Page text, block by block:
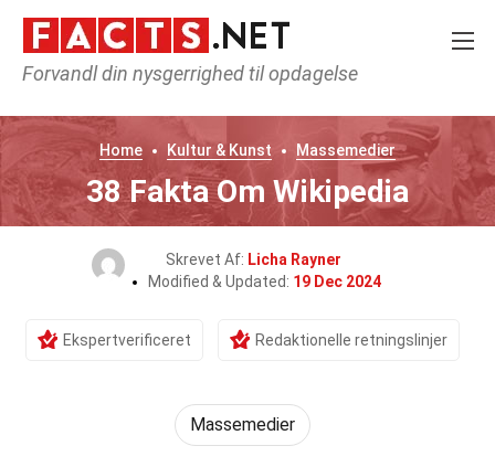
Forvandl din nysgerrighed til opdagelse
Home Kultur & Kunst Massemedier
38 Fakta Om Wikipedia
Skrevet Af: Licha Rayner
Modified & Updated: 19 Dec 2024
Ekspertverificeret Redaktionelle retningslinjer
Massemedier